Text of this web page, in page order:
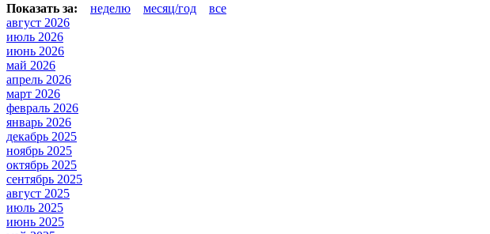
Показать за: неделю месяц/год
все
август 2026
июль 2026
июнь 2026
май 2026
апрель 2026
март 2026
февраль 2026
январь 2026
декабрь 2025
ноябрь 2025
октябрь 2025
сентябрь 2025
август 2025
июль 2025
июнь 2025